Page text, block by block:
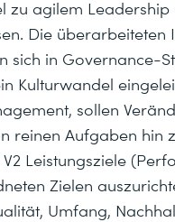
zu agilem
Die überarbeiteten
sich in Governance-
Kulturwandel
sollen
reinen Aufgaben hin
Leistungsziele
Zielen
Umfang,